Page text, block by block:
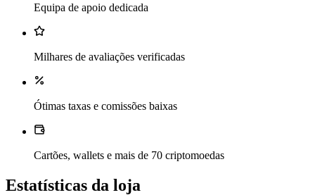
Equipa de apoio dedicada
Milhares de avaliações verificadas
Ótimas taxas e comissões baixas
Cartões, wallets e mais de 70 criptomoedas
Estatísticas da loja